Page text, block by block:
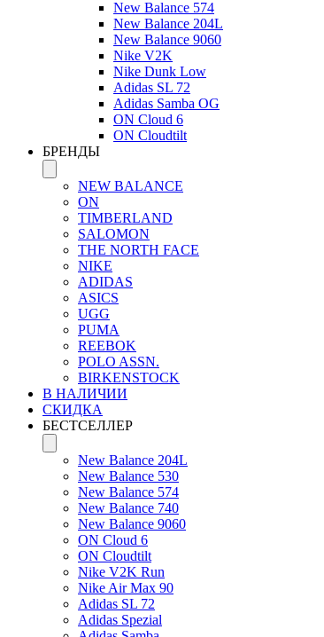
New Balance 574
New Balance 204L
New Balance 9060
Nike V2K
Nike Dunk Low
Adidas SL 72
Adidas Samba OG
ON Cloud 6
ON Cloudtilt
БРЕНДЫ
NEW BALANCE
ON
TIMBERLAND
SALOMON
THE NORTH FACE
NIKE
ADIDAS
ASICS
UGG
PUMA
REEBOK
POLO ASSN.
BIRKENSTOCK
В НАЛИЧИИ
СКИДКА
БЕСТСЕЛЛЕР
New Balance 204L
New Balance 530
New Balance 574
New Balance 740
New Balance 9060
ON Cloud 6
ON Cloudtilt
Nike V2K Run
Nike Air Max 90
Adidas SL 72
Adidas Spezial